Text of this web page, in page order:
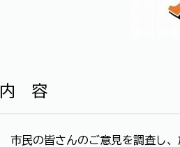
内 容
市民の皆さんのご意見を調査し、